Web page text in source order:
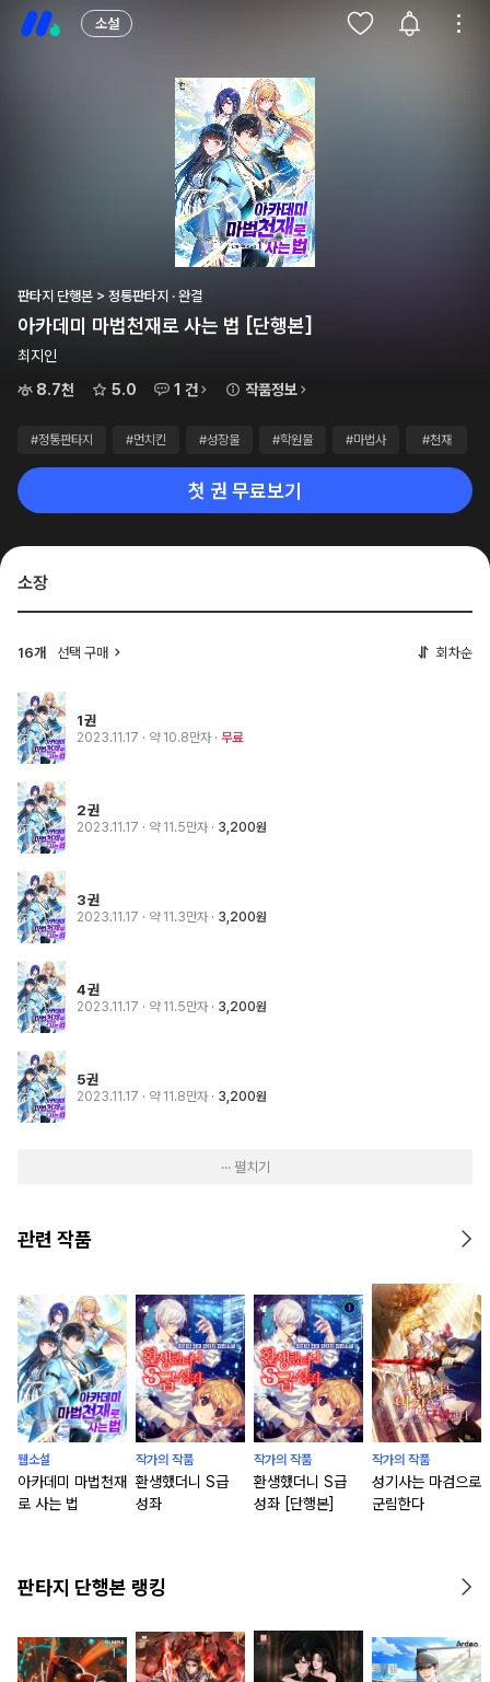
소설
판타지 단행본 > 정통판타지 · 완결
아카데미 마법천재로 사는 법 [단행본]
최지인
8.7천
5.0 1 건 작품정보
#정통판타지 #먼치킨 #성장물 #학원물 #마법사 #천재
첫 권 무료보기
소장
16개 선택 구매 회차순
1권
2023.11.17 · 약 10.8만자 무료
2권
2023.11.17 · 약 11.5만자 3,200원
3권
2023.11.17 · 약 11.3만자 3,200원
4권
2023.11.17 · 약 11.5만자 3,200원
5권
2023.11.17 · 약 11.8만자 3,200원
··· 펼치기
관련 작품
웹소설
아카데미 마법천재
로 사는 법
작가의 작품
환생했더니 S급
성좌
작가의 작품
환생했더니 S급
성좌 [단행본]
작가의 작품
성기사는 마검으로
군림한다
판타지 단행본 랭킹